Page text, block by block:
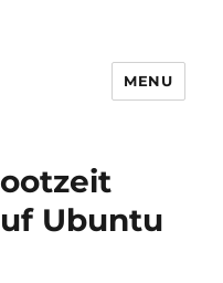
MENU
Ubuntu